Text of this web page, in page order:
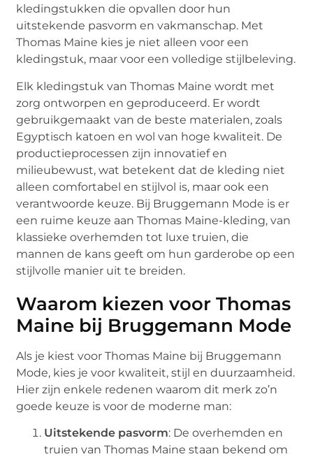
kledingstukken die opvallen door hun
uitstekende pasvorm en vakmanschap. Met
Thomas Maine kies je niet alleen voor een
kledingstuk, maar voor een volledige stijlbeleving.
Elk kledingstuk van Thomas Maine wordt met
zorg ontworpen en geproduceerd. Er wordt
gebruikgemaakt van de beste materialen, zoals
Egyptisch katoen en wol van hoge kwaliteit. De
productieprocessen zijn innovatief en
milieubewust, wat betekent dat de kleding niet
alleen comfortabel en stijlvol is, maar ook een
verantwoorde keuze. Bij Bruggemann Mode is er
een ruime keuze aan Thomas Maine-kleding, van
klassieke overhemden tot luxe truien, die
mannen de kans geeft om hun garderobe op een
stijlvolle manier uit te breiden.
Waarom kiezen voor Thomas
Maine bij Bruggemann Mode
Als je kiest voor Thomas Maine bij Bruggemann
Mode, kies je voor kwaliteit, stijl en duurzaamheid.
Hier zijn enkele redenen waarom dit merk zo’n
goede keuze is voor de moderne man:
Uitstekende pasvorm: De overhemden en
truien van Thomas Maine staan bekend om